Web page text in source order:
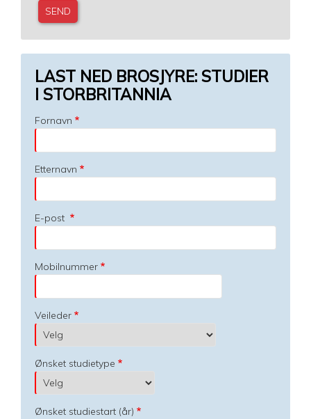
LAST NED BROSJYRE: STUDIER
I STORBRITANNIA
Fornavn
Etternavn
E-post
Mobilnummer
Veileder
Ønsket studietype
Ønsket studiestart (år)